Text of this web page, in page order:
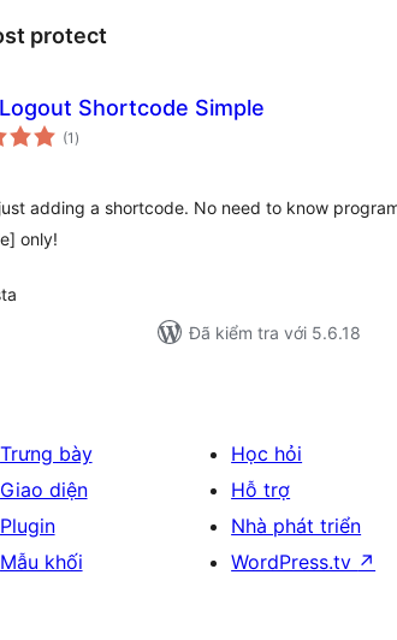
protect
Shortcode Simple
(1 tổng
đánh
)
adding a shortcode. No need to know
only!
Đã kiểm tra với 5.6.18
Trưng bày
Giao diện
Plugin
Mẫu khối
Học hỏi
Hỗ trợ
Nhà phát triển
WordPress.tv ↗